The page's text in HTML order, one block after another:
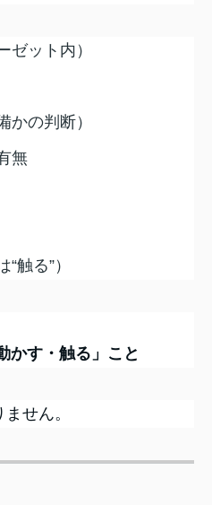
ゼット内）
かの判断）
無
触る”）
かす・触る」こと
せん。